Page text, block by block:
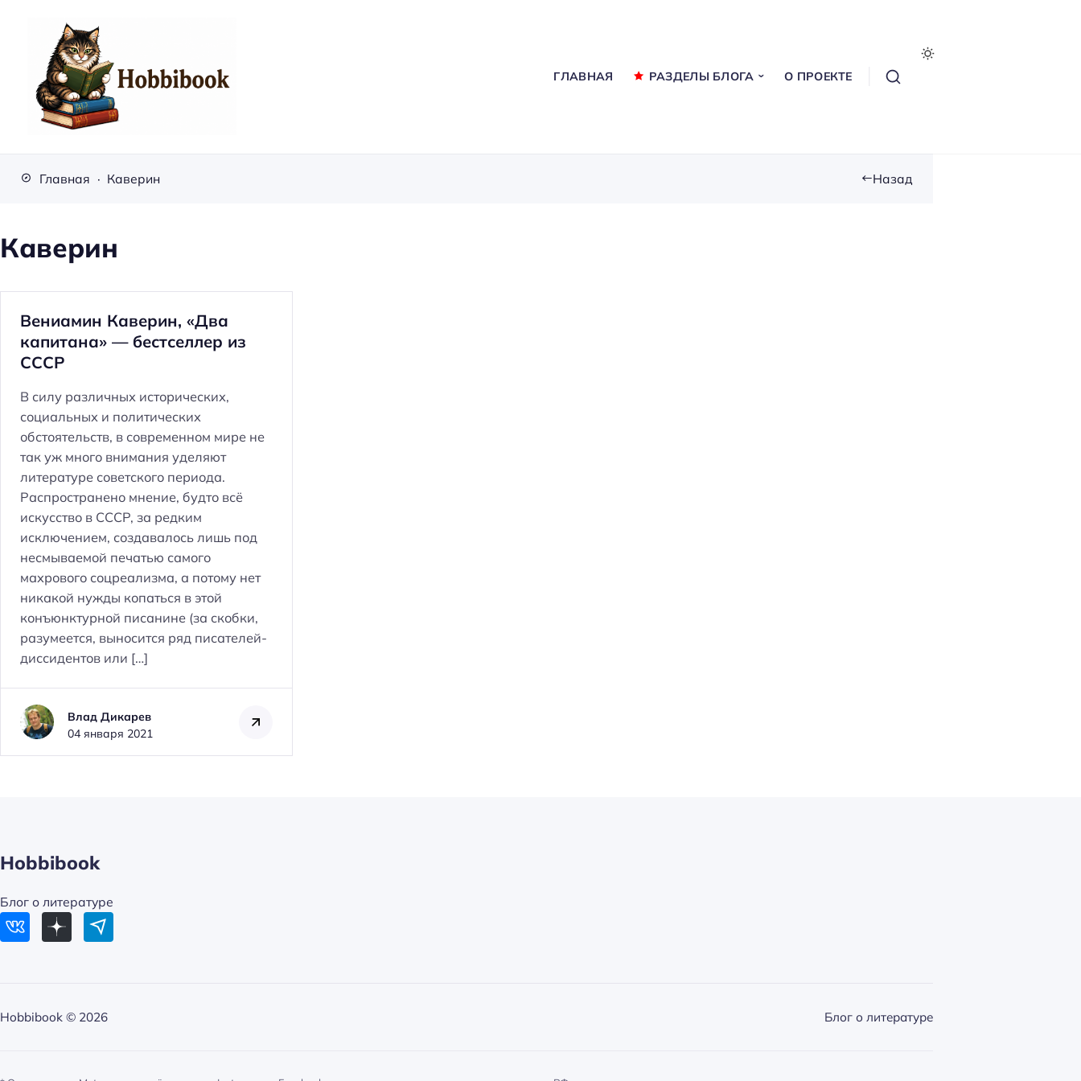
b
k
ГЛАВНАЯ РАЗДЕЛЫ БЛОГА О ПРОЕКТЕ
Главная Каверин Назад
Каверин
Вениамин Каверин, «Два
капитана» — бестселлер из
СССР
В силу различных исторических,
социальных и политических
обстоятельств, в современном мире не
так уж много внимания уделяют
литературе советского периода.
Распространено мнение, будто всё
искусство в СССР, за редким
исключением, создавалось лишь под
несмываемой печатью самого
махрового соцреализма, а потому нет
никакой нужды копаться в этой
конъюнктурной писанине (за скобки,
разумеется, выносится ряд писателей-
диссидентов или […]
Влад Дикарев
04 января 2021
Hobbibook
Блог о литературе
Hobbibook © 2026 Блог о литературе